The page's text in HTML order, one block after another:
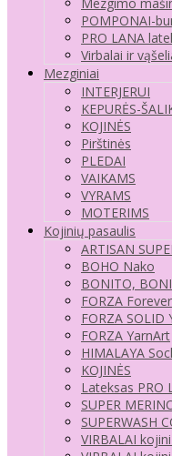
POMPONAI-
PRO LANA
Virbalai ir
Mezginiai
INTERJERUI
KEPURĖS-
KOJINĖS
Pirštinės
PLEDAI
VAIKAMS
VYRAMS
MOTERIMS
Kojinių pasaulis
ARTISAN
BOHO Nako
BONITO,
FORZA
FORZA SOLID
FORZA YarnArt
HIMALAYA
KOJINĖS
Lateksas PRO
SUPER
SUPERWASH
VIRBALAI